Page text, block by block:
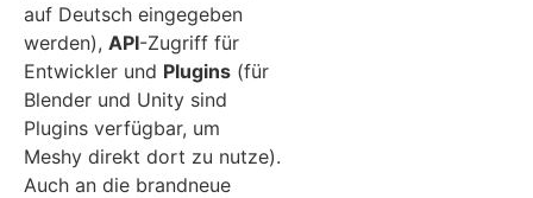
auf Deutsch eingegeben
werden), API-Zugriff für
Entwickler und Plugins (für
Blender und Unity sind
Plugins verfügbar, um
Meshy direkt dort zu nutze).
Auch an die brandneue